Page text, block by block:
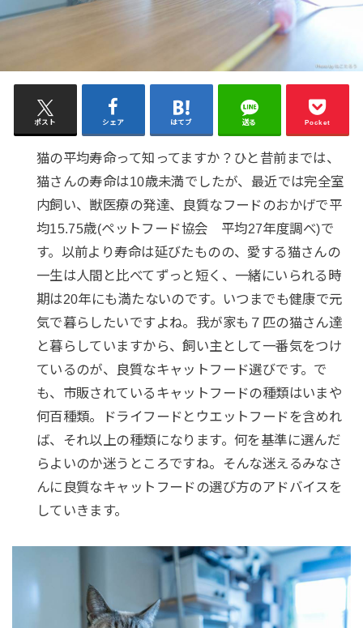
ポスト シェア はてブ 送る Pocket
猫の平均寿命って知ってますか？ひと昔前までは、
猫さんの寿命は10歳未満でしたが、最近では完全室
内飼い、獣医療の発達、良質なフードのおかげで平
均15.75歳(ペットフード協会 平均27年度調べ)で
す。以前より寿命は延びたものの、愛する猫さんの
一生は人間と比べてずっと短く、一緒にいられる時
期は20年にも満たないのです。いつまでも健康で元
気で暮らしたいですよね。我が家も７匹の猫さん達
と暮らしていますから、飼い主として一番気をつけ
ているのが、良質なキャットフード選びです。で
も、市販されているキャットフードの種類はいまや
何百種類。ドライフードとウエットフードを含めれ
ば、それ以上の種類になります。何を基準に選んだ
らよいのか迷うところですね。そんな迷えるみなさ
んに良質なキャットフードの選び方のアドバイスを
していきます。